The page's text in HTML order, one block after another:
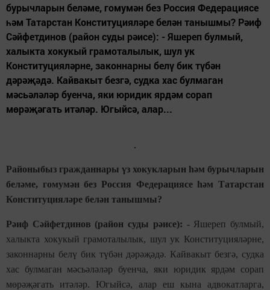
бурычларын беләме, гомумән без Россия Федерациясе
һәм Татарстан Конституцияләре белән танышмы? Рәиф
Сәйфетдинов (район суды рәисе): - Яшереп булмый,
халыкта хокукый грамоталылык, шул ук
Конституцияләрне, законнарны белү бик түбән
дәрәҗәдә. Кайвакыт безгә, судка хас булмаган
мәсьәләләр буенча, яки юридик ярдәм сорап
мөрәҗәгать итәләр. Югыйсә, алар...
Районыбыз гражданнары үз хокукларын һәм бурычларын
беләме, гомумән без Россия Федерациясе һәм Татарстан
Конституцияләре белән танышмы?
Рәиф Сәйфетдинов (район суды рәисе): - Яшереп булмый,
халыкта хокукый грамоталылык, шул ук Конституцияләрне,
законнарны белү бик түбән дәрәҗәдә. Кайвакыт безгә, судка
хас булмаган мәсьәләләр буенча, яки юридик ярдәм сорап
мөрәҗәгать итәләр. Югыйсә, алар еш кына адвокатларга,